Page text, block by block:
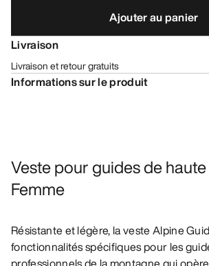
Ajouter au panier
Livraison
Livraison et retour gratuits
Informations sur le produit
Veste pour guides de
Femme
Résistante et légère, la veste Alpine
fonctionnalités spécifiques pour les